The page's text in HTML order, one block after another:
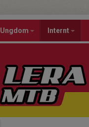
Ungdom Internt